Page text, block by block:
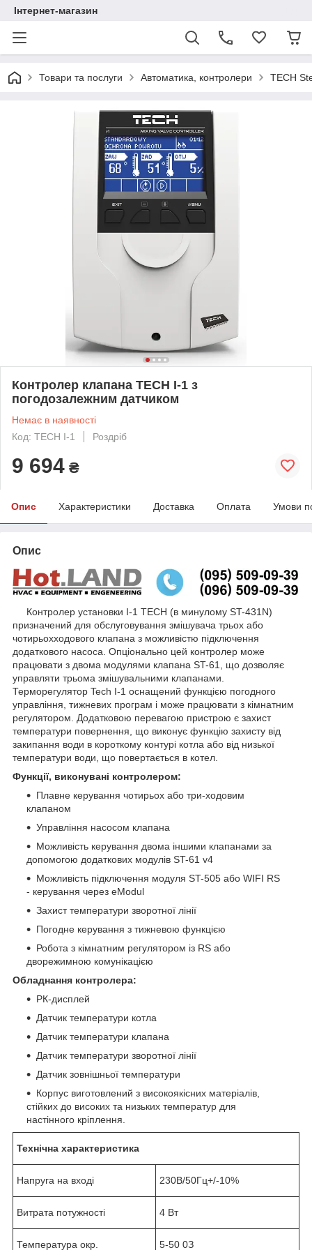
Інтернет-магазин
Товари та послуги Автоматика, контролери TECH
Контролер клапана TECH I-1 з
погодозалежним датчиком
Немає в наявності
Код: TECH I-1
Роздріб
9 694 ₴
Опис Характеристики Доставка Оплата Умови
Опис
Контролер установки I-1 TECH (в минулому ST-431N)
призначений для обслуговування змішувача трьох або
чотирьохходового клапана з можливістю підключення
додаткового насоса. Опціонально цей контролер може
працювати з двома модулями клапана ST-61, що дозволяє
управляти трьома змішувальними клапанами.
Терморегулятор Tech I-1 оснащений функцією погодного
управління, тижневих програм і може працювати з кімнатним
регулятором. Додатковою перевагою пристрою є захист
температури повернення, що виконує функцію захисту від
закипання води в короткому контурі котла або від низької
температури води, що повертається в котел.
Функції, виконувані контролером:
Плавне керування чотирьох або три-ходовим
клапаном
Управління насосом клапана
Можливість керування двома іншими клапанами за
допомогою додаткових модулів ST-61 v4
Можливість підключення модуля ST-505 або WIFI RS
- керування через eModul
Захист температури зворотної лінії
Погодне керування з тижневою функцією
Робота з кімнатним регулятором із RS або
дворежимною комунікацією
Обладнання контролера:
РК-дисплей
Датчик температури котла
Датчик температури клапана
Датчик температури зворотної лінії
Датчик зовнішньої температури
Корпус виготовлений з високоякісних матеріалів,
стійких до високих та низьких температур для
настінного кріплення.
Технічна характеристика
Напруга на вході 230В/50Гц+/-10%
Витрата потужності 4 Вт
Температура окр. 5-50 0З